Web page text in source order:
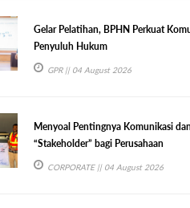
Gelar Pelatihan, BPHN Perkuat
Penyuluh Hukum
GPR|| 04 August 2026
Menyoal Pentingnya Komunikasi
“Stakeholder” bagi Perusahaan
CORPORATE|| 04 August 2026